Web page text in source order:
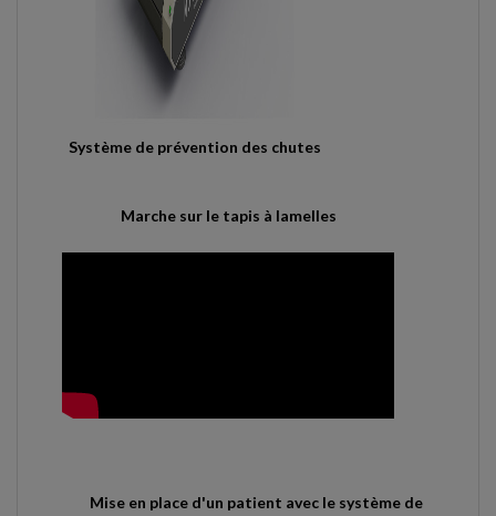
Système de prévention des chutes
Marche sur le tapis à lamelles
Mise en place d'un patient avec le système de